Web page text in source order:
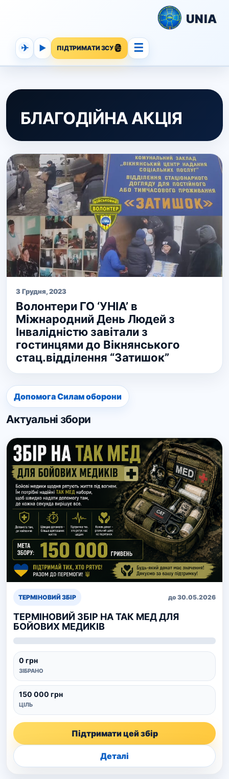
UNIA
✈ ▶ ПІДТРИМАТИ ЗСУ ☰
БЛАГОДІЙНА АКЦІЯ
3 Грудня, 2023
Волонтери ГО ‘УНІА’ в
Міжнародний День Людей з
Інвалідністю завітали з
гостинцями до Вікнянського
стац.відділення “Затишок”
Допомога Силам оборони
Актуальні збори
ТЕРМІНОВИЙ ЗБІР до 30.05.2026
ТЕРМІНОВИЙ ЗБІР НА ТАК МЕД ДЛЯ
БОЙОВИХ МЕДИКІВ
0 грн
ЗІБРАНО
150 000 грн
ЦІЛЬ
Підтримати цей збір
Деталі